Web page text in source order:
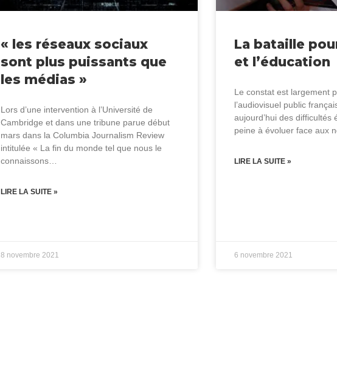
« les réseaux sociaux
sont plus puissants que
les médias »
Lors d’une intervention à l’Université de
Cambridge et dans une tribune parue début
mars dans la Columbia Journalism Review
intitulée « La fin du monde tel que nous le
connaissons…
LIRE LA SUITE »
8 novembre 2021
La bataille
et l’éducation
Le constat est largement
l’audiovisuel public
aujourd’hui des difficultés
peine à évoluer face aux
LIRE LA SUITE »
6 novembre 2021